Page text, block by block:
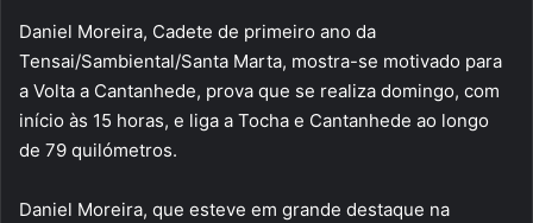
Daniel Moreira, Cadete de primeiro ano da
Tensai/Sambiental/Santa Marta, mostra-se motivado para
a Volta a Cantanhede, prova que se realiza domingo, com
início às 15 horas, e liga a Tocha e Cantanhede ao longo
de 79 quilómetros.
Daniel Moreira, que esteve em grande destaque na